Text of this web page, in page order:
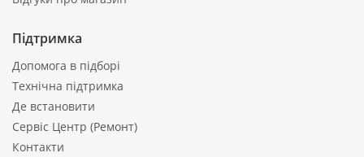
Підтримка
Допомога в підборі
Технічна підтримка
Де встановити
Сервіс Центр (Ремонт)
Контакти